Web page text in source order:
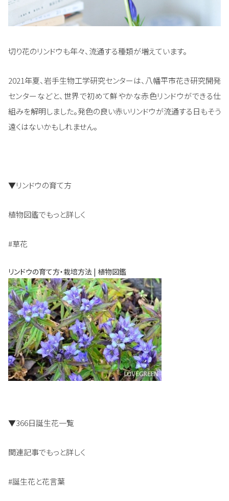
切り花のリンドウも年々、流通する種類が増えています。
2021年夏、岩手生物工学研究センターは、八幡平市花き研究開発
センターなどと、世界で初めて鮮やかな赤色リンドウができる仕
組みを解明しました。発色の良い赤いリンドウが流通する日もそう
遠くはないかもしれません。
▼リンドウの育て方
植物図鑑でもっと詳しく
#草花
リンドウの育て方・栽培方法 | 植物図鑑
▼366日誕生花一覧
関連記事でもっと詳しく
#誕生花と花言葉